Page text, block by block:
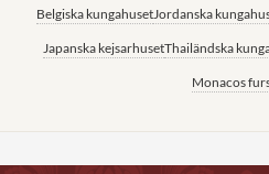
Belgiska kungahusetJordanska
Japanska kejsarhusetThailändska
Monacos